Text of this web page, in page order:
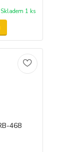
Skladem 1 ks